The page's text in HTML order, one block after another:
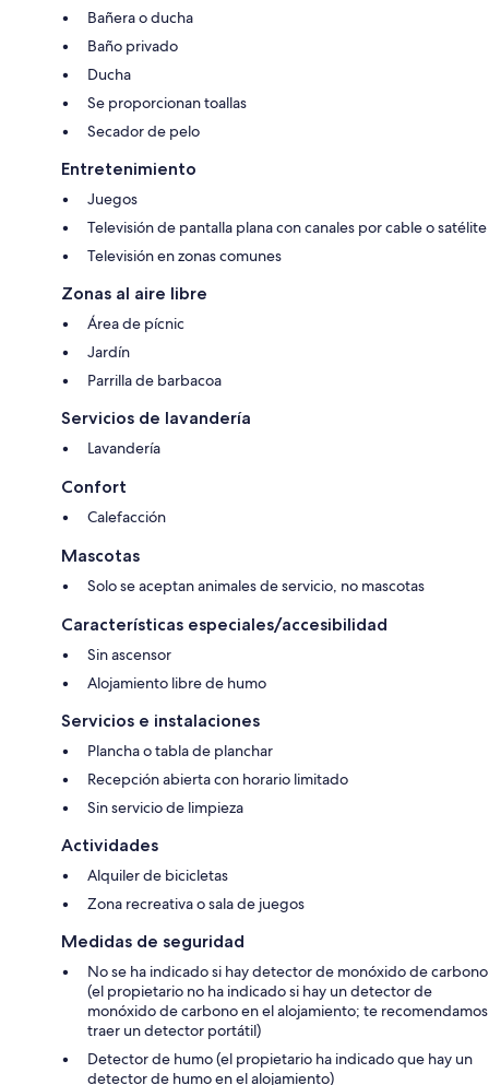
Bañera o ducha
Baño privado
Ducha
Se proporcionan toallas
Secador de pelo
Entretenimiento
Juegos
Televisión de pantalla plana con canales por cable o satélite
Televisión en zonas comunes
Zonas al aire libre
Área de pícnic
Jardín
Parrilla de barbacoa
Servicios de lavandería
Lavandería
Confort
Calefacción
Mascotas
Solo se aceptan animales de servicio, no mascotas
Características especiales/accesibilidad
Sin ascensor
Alojamiento libre de humo
Servicios e instalaciones
Plancha o tabla de planchar
Recepción abierta con horario limitado
Sin servicio de limpieza
Actividades
Alquiler de bicicletas
Zona recreativa o sala de juegos
Medidas de seguridad
No se ha indicado si hay detector de monóxido de carbono
(el propietario no ha indicado si hay un detector de
monóxido de carbono en el alojamiento; te recomendamos
traer un detector portátil)
Detector de humo (el propietario ha indicado que hay un
detector de humo en el alojamiento)